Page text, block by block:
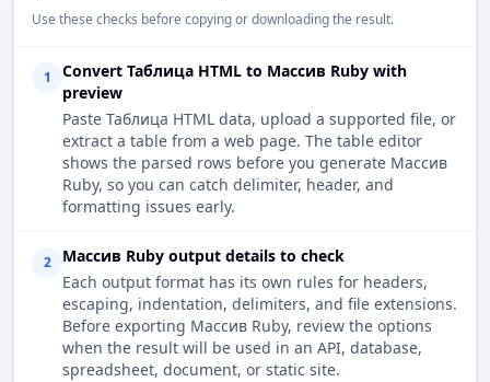
Use these checks before copying or downloading the result.
1
Convert Таблица HTML to Массив Ruby with
preview
Paste Таблица HTML data, upload a supported file, or
extract a table from a web page. The table editor
shows the parsed rows before you generate Массив
Ruby, so you can catch delimiter, header, and
formatting issues early.
2
Массив Ruby output details to check
Each output format has its own rules for headers,
escaping, indentation, delimiters, and file extensions.
Before exporting Массив Ruby, review the options
when the result will be used in an API, database,
spreadsheet, document, or static site.